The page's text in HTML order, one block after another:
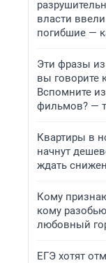
власти
погибшие —
Эти фразы из
вы говорите
Вспомните
фильмов? —
Квартиры в
начнут
ждать
Кому
кому
любовный
ЕГЭ хотят